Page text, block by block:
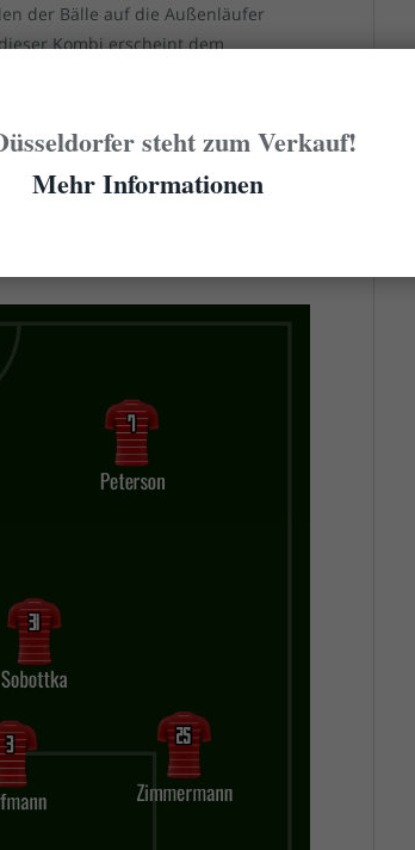
der Bälle auf die Außenläufer
Kombi erscheint dem
zu sein.
und Cello Sobottka alternativlos.
Wenn nun aber Michal
solider Verteidiger stehen und
wäre hier (wenn fit) Nicolas
steht zum Verkauf!
Mehr Informationen